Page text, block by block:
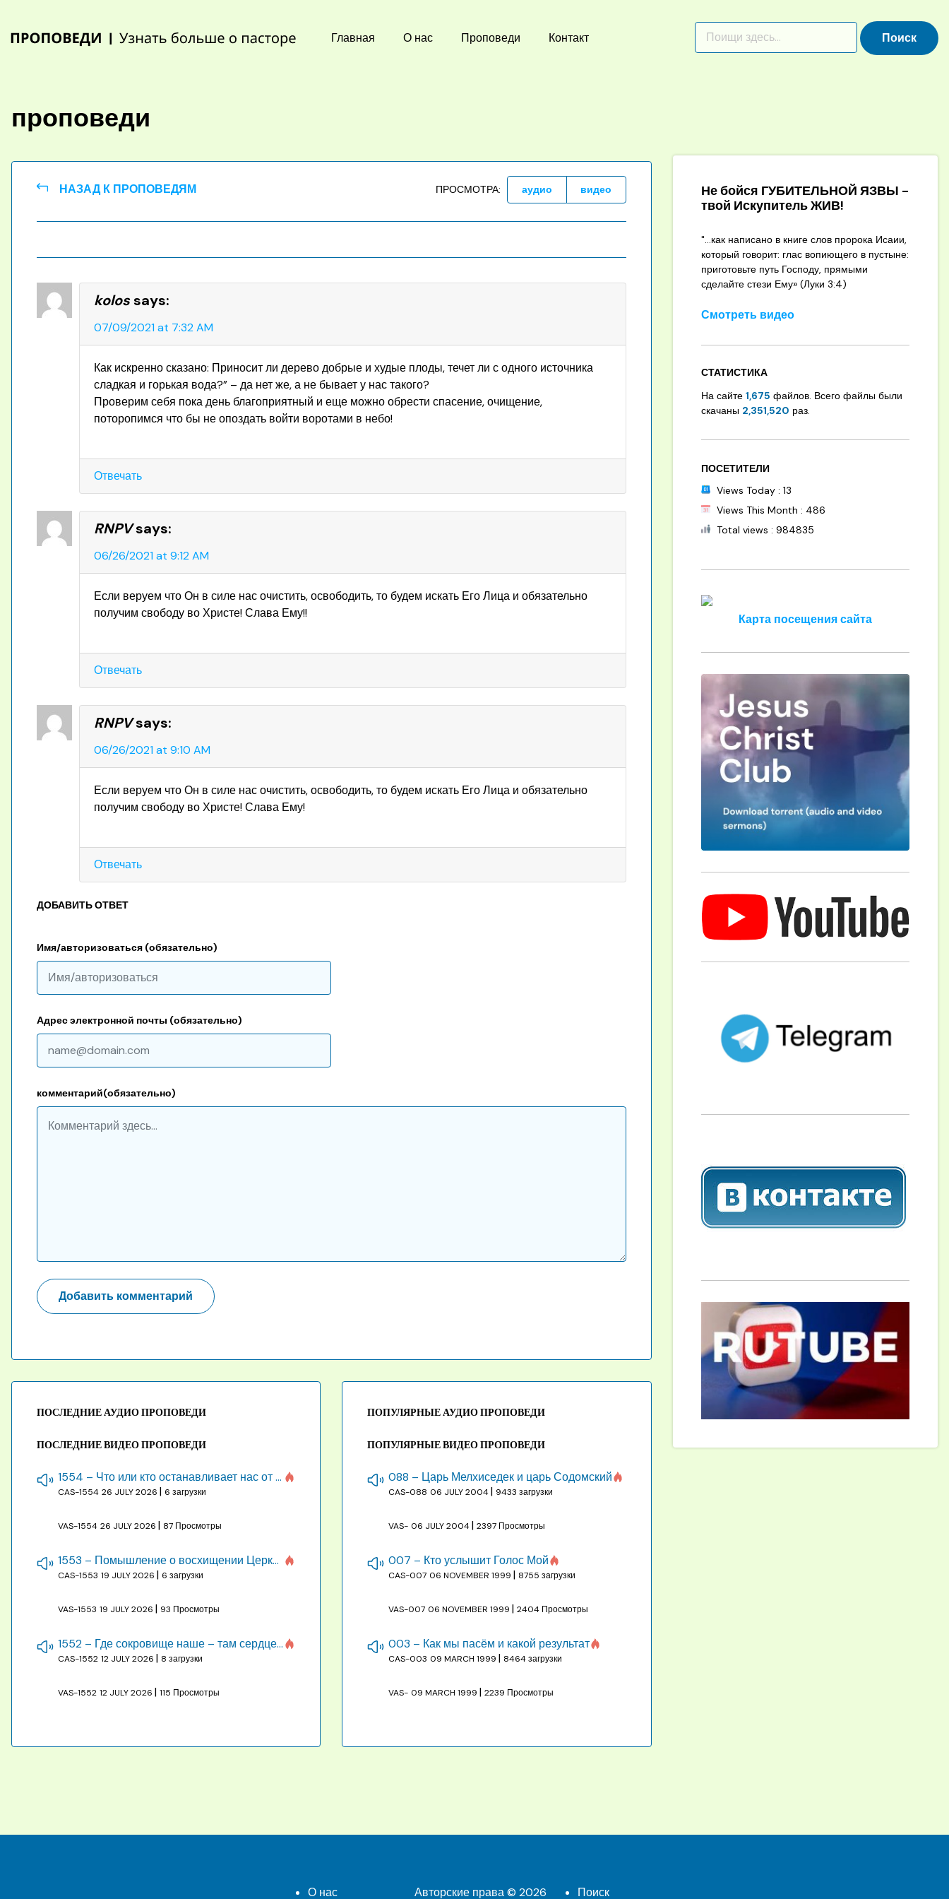
content
Главная О нас Проповеди Контакт
проповеди
НАЗАД К ПРОПОВЕДЯМ ПРОСМОТРА: аудио видео
kolossays:
07/09/2021 at 7:32 AM
Как искренно сказано: Приносит ли дерево добрые и худые плоды, течет ли с одного источника
сладкая и горькая вода?” – да нет же, а не бывает у нас такого?
Проверим себя пока день благоприятный и еще можно обрести спасение, очищение,
поторопимся что бы не опоздать войти воротами в небо!
Отвечать
RNPVsays:
06/26/2021 at 9:12 AM
Если веруем что Он в силе нас очистить, освободить, то будем искать Его Лица и обязательно
получим свободу во Христе! Слава Ему!!
Отвечать
RNPVsays:
06/26/2021 at 9:10 AM
Если веруем что Он в силе нас очистить, освободить, то будем искать Его Лица и обязательно
получим свободу во Христе! Слава Ему!
Отвечать
ДОБАВИТЬ ОТВЕТ
комментарий(обязательно)
Имя/авторизоваться (обязательно)
Адрес электронной почты (обязательно)
ПОСЛЕДНИЕ АУДИО ПРОПОВЕДИ
ПОСЛЕДНИЕ ВИДЕО ПРОПОВЕДИ
1554 – Что или кто останавливает нас от созидания строения Божия
CAS-1554 26 JULY 2026 | 6 загрузки
VAS-1554 26 JULY 2026 | 87 Просмотры
1553 – Помышление о восхищении Церкви на бракосочетании, во всякое время
CAS-1553 19 JULY 2026 | 6 загрузки
VAS-1553 19 JULY 2026 | 93 Просмотры
1552 – Где сокровище наше – там сердце, там помышления
CAS-1552 12 JULY 2026 | 8 загрузки
VAS-1552 12 JULY 2026 | 115 Просмотры
ПОПУЛЯРНЫЕ АУДИО ПРОПОВЕДИ
ПОПУЛЯРНЫЕ ВИДЕО ПРОПОВЕДИ
088 – Царь Мелхиседек и царь Содомский
CAS-088 06 JULY 2004 | 9433 загрузки
VAS- 06 JULY 2004 |2397 Просмотры
007 – Кто услышит Голос Мой
CAS-007 06 NOVEMBER 1999 | 8755 загрузки
VAS-007 06 NOVEMBER 1999 |2404 Просмотры
003 – Как мы пасём и какой результат
CAS-003 09 MARCH 1999 | 8464 загрузки
VAS- 09 MARCH 1999 |2239 Просмотры
Не бойся ГУБИТЕЛЬНОЙ ЯЗВЫ -
твой Искупитель ЖИВ!
"...как написано в книге слов пророка Исаии,
который говорит: глас вопиющего в пустыне:
приготовьте путь Господу, прямыми
сделайте стези Ему» (Луки 3:4)
Смотреть видео
СТАТИСТИКА
На сайте 1,675 файлов. Всего файлы были
скачаны 2,351,520 раз.
ПОСЕТИТЕЛИ
Views Today : 13
Views This Month : 486
Total views : 984835
Карта посещения сайта
О нас Авторские права © 2026 Поиск